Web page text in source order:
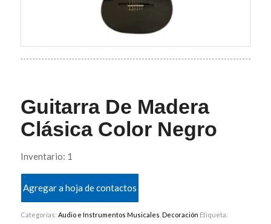
Guitarra De Madera
Clásica Color Negro
Inventario: 1
Agregar a hoja de contactos
Categorías: Audio e Instrumentos Musicales Decoración Etiqueta: